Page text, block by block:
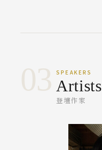
03 SPEAKERS
Artists
登壇作家